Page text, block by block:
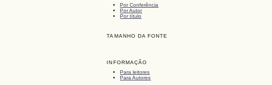
Por Conferência
Por Autor
Por título
TAMANHO DA FONTE
INFORMAÇÃO
Para leitores
Para Autores